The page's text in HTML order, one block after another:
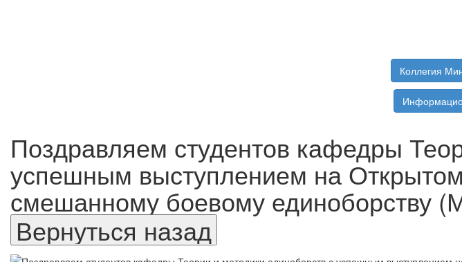
Коллегия
Поздравляем студентов кафедры
успешным выступлением на
смешанному боевому единоборству